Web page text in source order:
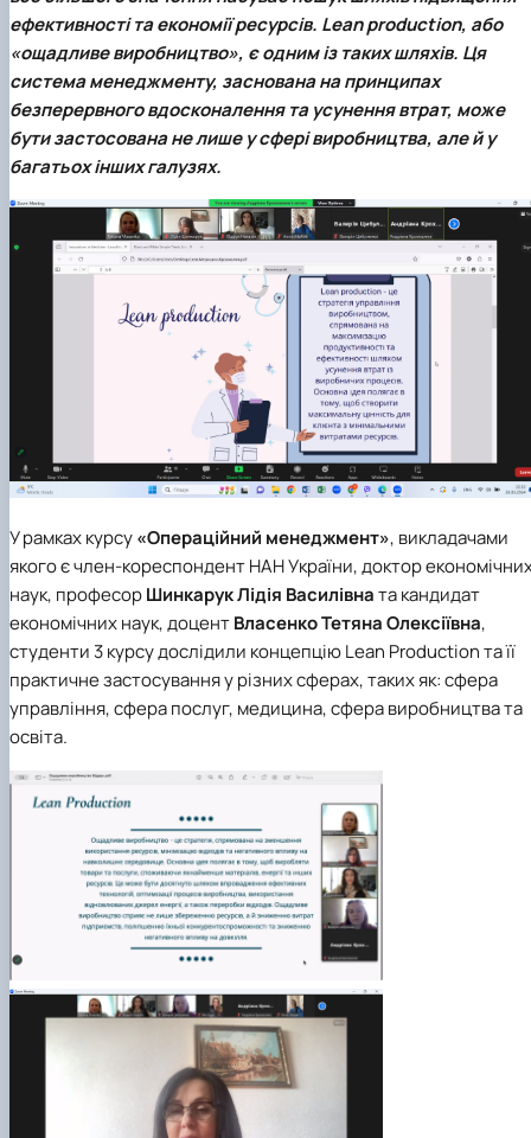
ефективності та економії ресурсів. Lean production, або
«ощадливе виробництво», є одним із таких шляхів. Ця
система менеджменту, заснована на принципах
безперервного вдосконалення та усунення втрат, може
бути застосована не лише у сфері виробництва, але й у
багатьох інших галузях.
У рамках курсу«Операційний менеджмент», викладачами
якого є член-кореспондент НАН України, доктор
наук, професорШинкарук Лідія Василівната кандидат
економічних наук, доцентВласенко Тетяна Олексіївна,
студенти 3 курсу дослідили концепцію Lean Production та її
практичне застосування у різних сферах, таких як: сфера
управління, сфера послуг, медицина, сфера виробництва та
освіта.